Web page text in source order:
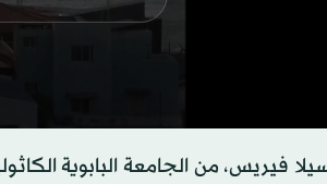
فيريس، من الجامعة البابوية